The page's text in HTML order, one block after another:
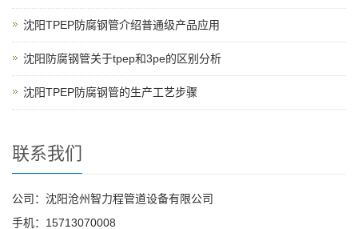
沈阳TPEP防腐钢管介绍普通级产品应用
沈阳防腐钢管关于tpep和3pe的区别分析
沈阳TPEP防腐钢管的生产工艺步骤
联系我们
公司：沈阳沧州智力程管道设备有限公司
手机：15713070008